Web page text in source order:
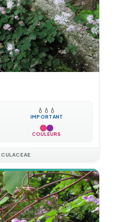
💧 💧 💧
IMPORTANT
COULEURS